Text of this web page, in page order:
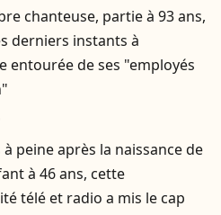
chanteuse, partie à 93 ans,
derniers instants à
entourée de ses "employés
peine après la naissance de
à 46 ans, cette
télé et radio a mis le cap